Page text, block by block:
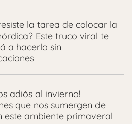
la tarea de colocar la
Este truco viral te
a hacerlo sin
adiós al invierno!
que nos sumergen de
este ambiente primaveral